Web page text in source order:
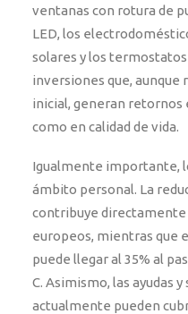
ventanas con rotura de
LED, los
solares y los
inversiones que, aunque
inicial, generan
como en calidad de vida.
Igualmente importante,
ámbito personal. La
contribuye
europeos, mientras que
puede llegar al 35% al
C. Asimismo, las ayudas
actualmente pueden